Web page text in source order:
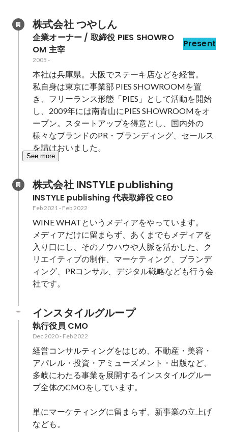
株式会社 つやしん
企業オーナー / 取締役 PIES SHOWRO
OM 主宰
Present
2005 -
本社は兵庫県。大阪でステーキ店などを経営。
私自身は東京に事業部 PIES SHOWROOMを置
き、フリーランス形態「PIES」として活動を開始
し、2009年には南青山にPIES SHOWROOMをオ
ープン。スタートアップを得意とし、国内外の
様々なブランドのPR・ブランディング、セールス
を請けおいました。
See more
株式会社 INSTYLE publishing
INSTYLE publishing 代表取締役 CEO
Feb 2021 - Feb 2022
WINE WHATというメディアをやっています。
メディアだけに留まらず、あくまでもメディアを
入り口にし、そのノウハウや人脈を活かした、ク
リエイティブの制作、マーケティング、ブランデ
ィング、PRコンサル、デジタル戦略なども行う会
社です。
インスタイルグループ
執行役員 CMO
Dec 2020- Feb 2022
経営コンサルティングをはじめ、不動産・美容・
アパレル・投資・アミューズメント・出版など、
多岐にわたる事業を展開するインスタイルグルー
プ全体のCMOをしています。
単にマーケティングに留まらず、新事業の立上げ
なども。